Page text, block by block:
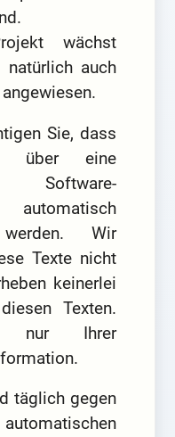
wächst
auch
Sie, dass
über eine
Software-
Wir
Texte nicht
keinerlei
Texten.
nur Ihrer
täglich gegen